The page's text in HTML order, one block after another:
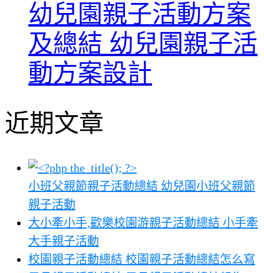
幼兒園親子活動方案
及總結 幼兒園親子活
動方案設計
近期文章
小班父親節親子活動總結 幼兒園小班父親節
親子活動
大小牽小手,歡樂校園游親子活動總結 小手牽
大手親子活動
校園親子活動總結 校園親子活動總結怎么寫